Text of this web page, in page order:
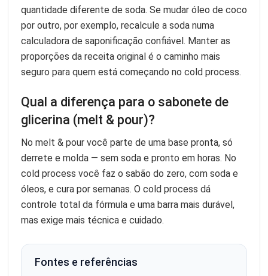
quantidade diferente de soda. Se mudar óleo de coco
por outro, por exemplo, recalcule a soda numa
calculadora de saponificação confiável. Manter as
proporções da receita original é o caminho mais
seguro para quem está começando no cold process.
Qual a diferença para o sabonete de
glicerina (melt & pour)?
No melt & pour você parte de uma base pronta, só
derrete e molda — sem soda e pronto em horas. No
cold process você faz o sabão do zero, com soda e
óleos, e cura por semanas. O cold process dá
controle total da fórmula e uma barra mais durável,
mas exige mais técnica e cuidado.
Fontes e referências